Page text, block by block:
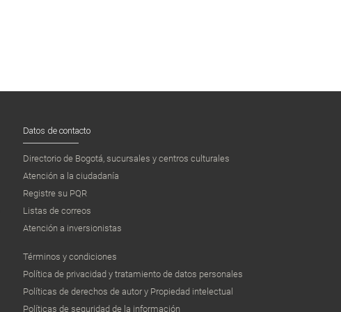
Datos de contacto
Directorio de Bogotá, sucursales y centros culturales
Atención a la ciudadanía
Registre su PQR
Listas de correos
Atención a inversionistas
Términos y condiciones
Política de privacidad y tratamiento de datos personales
Políticas de derechos de autor y Propiedad intelectual
Políticas de seguridad de la información